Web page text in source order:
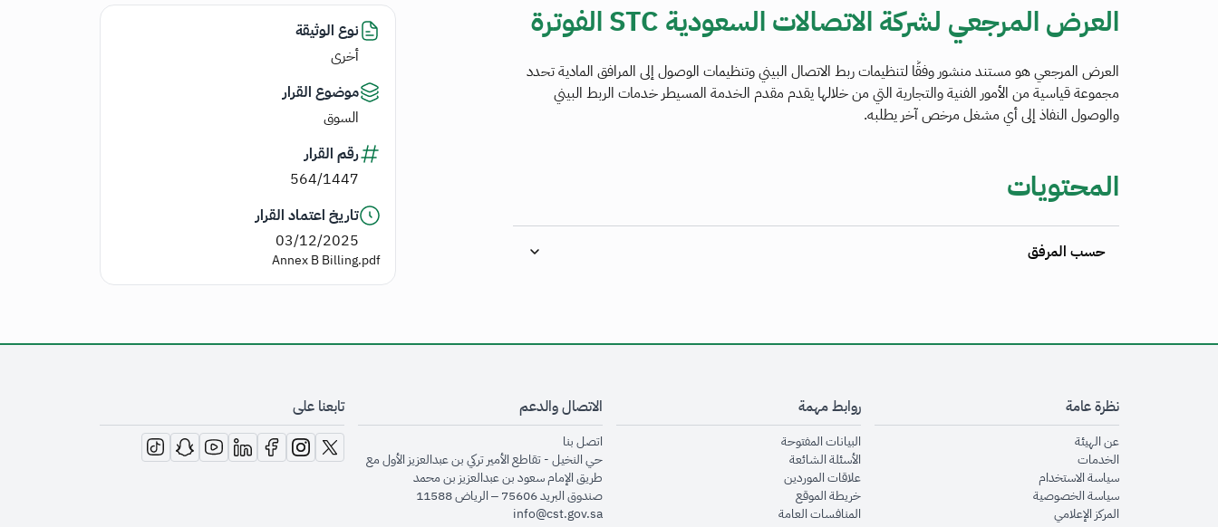
العرض المرجعي لشركة الاتصالات السعودية STC الفوترة
العرض المرجعي هو مستند منشور وفقًا لتنظيمات ربط الاتصال البيني وتنظيمات الوصول إلى المرافق المادية تحدد
مجموعة قياسية من الأمور الفنية والتجارية التي من خلالها يقدم مقدم الخدمة المسيطر خدمات الربط البيني
والوصول النفاذ إلى أي مشغل مرخص آخر يطلبه.
المحتويات
حسب المرفق
نوع الوثيقة
أخرى
موضوع القرار
السوق
رقم القرار
564/1447
تاريخ اعتماد القرار
03/12/2025
Annex B Billing.pdf
نظرة عامة
عن الهيئةopens in new window
الخدماتopens in new window
سياسة الاستخدام
سياسة الخصوصيةopens in new window
المركز الإعلاميopens in new window
روابط مهمة
البيانات المفتوحةopens in new window
الأسئلة الشائعةopens in new window
علاقات الموردينopens in new window
خريطة الموقعopens in new window
المنافسات العامةopens in new window
الاتصال والدعم
اتصل بنا
حي النخيل - تقاطع الأمير تركي بن عبدالعزيز الأول مع
طريق الإمام سعود بن عبدالعزيز بن محمد
صندوق البريد 75606 – الرياض 11588
info@cst.gov.sa
تابعنا على
opens in new window
opens in new window
opens in new window
opens in new window
opens in new window
opens in new window
opens in new window